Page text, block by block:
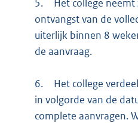
5.
Het college
ontvangst van de
uiterlijk binnen 8
de aanvraag.
6.
Het college
in volgorde van de
complete aanvragen.